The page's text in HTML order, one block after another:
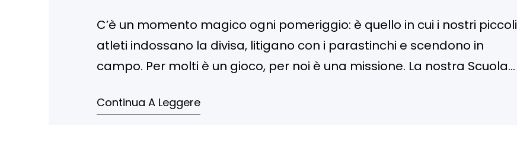
C’è un momento magico ogni pomeriggio: è quello in cui i nostri piccoli
atleti indossano la divisa, litigano con i parastinchi e scendono in
campo. Per molti è un gioco, per noi è una missione. La nostra Scuola
vera e…
Continua A Leggere